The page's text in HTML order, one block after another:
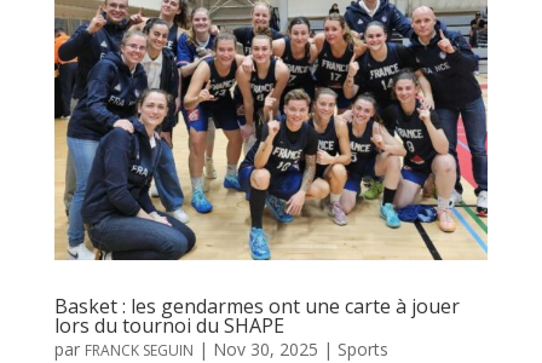
Basket : les gendarmes ont une carte à jouer
lors du tournoi du SHAPE
par FRANCK SEGUIN | Nov 30, 2025 | Sports